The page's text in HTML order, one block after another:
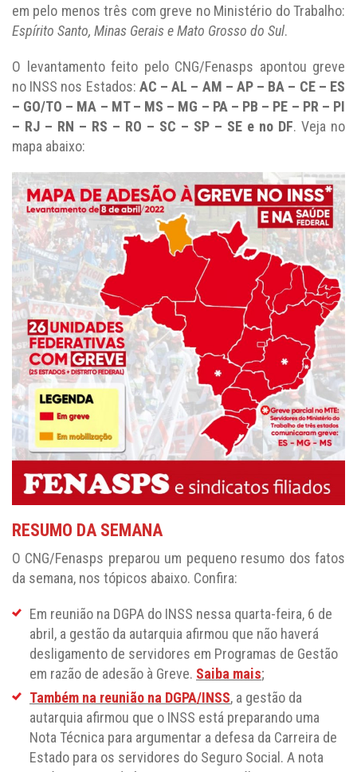
em pelo menos três com greve no Ministério do Trabalho:
Espírito Santo, Minas Gerais e Mato Grosso do Sul.
O levantamento feito pelo CNG/Fenasps apontou greve
no INSS nos Estados: AC – AL – AM – AP – BA – CE – ES
– GO/TO – MA – MT – MS – MG – PA – PB – PE – PR – PI
– RJ – RN – RS – RO – SC – SP – SE e no DF. Veja no
mapa abaixo:
RESUMO DA SEMANA
O CNG/Fenasps preparou um pequeno resumo dos fatos
da semana, nos tópicos abaixo. Confira:
Em reunião na DGPA do INSS nessa quarta-feira, 6 de
abril, a gestão da autarquia afirmou que não haverá
desligamento de servidores em Programas de Gestão
em razão de adesão à Greve. Saiba mais;
Também na reunião na DGPA/INSS, a gestão da
autarquia afirmou que o INSS está preparando uma
Nota Técnica para argumentar a defesa da Carreira de
Estado para os servidores do Seguro Social. A nota